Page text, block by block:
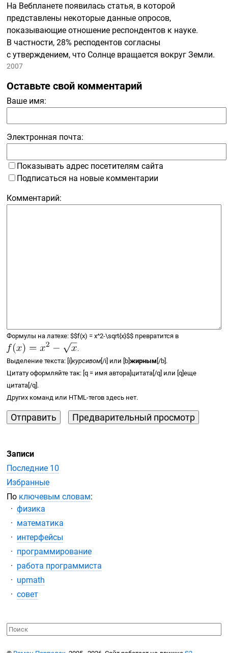
На Вебпланете появилась статья, в которой
представлены некоторые данные опросов,
показывающие отношение респондентов к науке.
В частности, 28% респодентов согласны
с утверждением, что Солнце вращается вокруг Земли.
2007
Оставьте свой комментарий
Ваше имя:
Электронная почта:
Показывать адрес посетителям сайта
Подписаться на новые комментарии
Комментарий:
Формулы на латехе:$$f(x) =x^2-\sqrt{x}$$ превратится в
.
Выделение текста: [i]курсивом[/i] или [b]жирным [/b].
Цитату оформляйте так: [q = имя автора]цитата[/q] или [q]еще
цитата[/q].
Других команд или HTML-тегов здесь нет.
Записи
Последние 10
Избранные
По ключевым словам:
физика
математика
интерфейсы
программирование
работа программиста
upmath
совет